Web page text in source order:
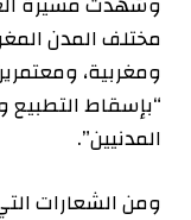
مختلف المدن
ومغربية،
“بإسقاط
المدنيين”.
ومن الشعارات